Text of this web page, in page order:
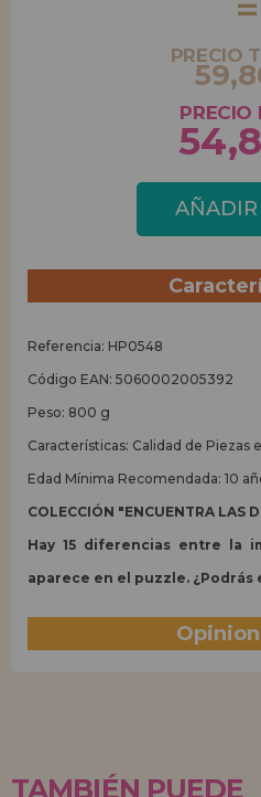
PRECIO
PRECIO
AÑADIR
Referencia: HP0548
Código EAN: 5060002005392
Peso: 800 g
Características: Calidad de Piezas
Edad Mínima Recomendada: 10
COLECCIÓN "ENCUENTRA LAS
Hay 15 diferencias entre la
aparece en el puzzle.
TAMBIÉN PUEDE